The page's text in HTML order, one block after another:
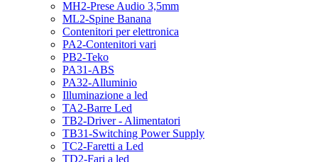
MH2-Prese Audio 3,5mm
ML2-Spine Banana
Contenitori per elettronica
PA2-Contenitori vari
PB2-Teko
PA31-ABS
PA32-Alluminio
Illuminazione a led
TA2-Barre Led
TB2-Driver - Alimentatori
TB31-Switching Power Supply
TC2-Faretti a Led
TD2-Fari a led